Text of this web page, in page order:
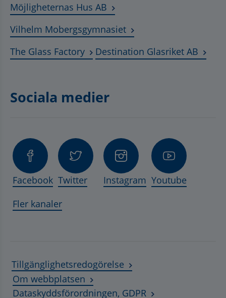
Möjligheternas Hus AB Länk till annan webbplats,
Vilhelm MobergsgymnasietLänk till annan
The Glass FactoryLänk till annan webbplats,
Destination Glasriket AB
Sociala medier
Facebook Twitter Instagram Youtube
Fler kanaler
Tillgänglighetsredogörelse
Om webbplatsen
Dataskyddsförordningen, GDPR